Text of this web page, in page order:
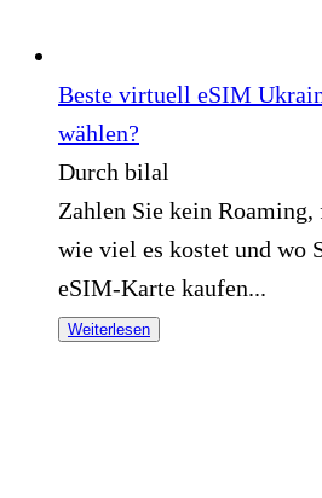
Beste virtuell eSIM
wählen?
Durch bilal
Zahlen Sie kein Roaming,
wie viel es kostet und wo
eSIM-Karte kaufen...
Weiterlesen